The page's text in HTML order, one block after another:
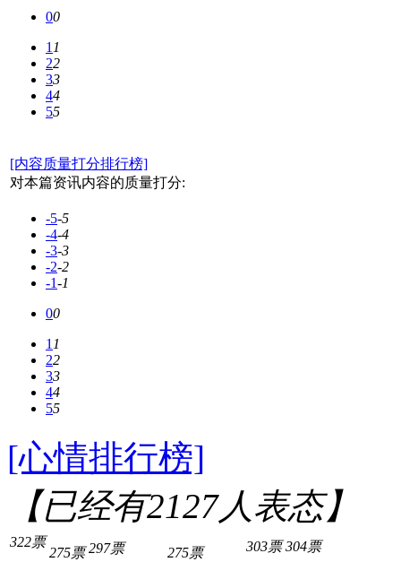
00
11
22
33
44
55
[内容质量打分排行榜]
对本篇资讯内容的质量打分:
-5-5
-4-4
-3-3
-2-2
-1-1
00
11
22
33
44
55
[心情排行榜]
【已经有2127人表态】
322票
275票 297票 275票 303票 304票